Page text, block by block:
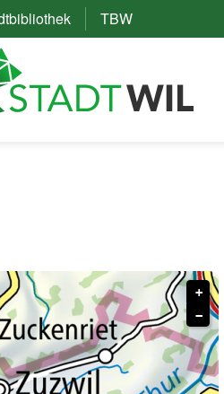
(External Link)
TBW(External Link)
+
−